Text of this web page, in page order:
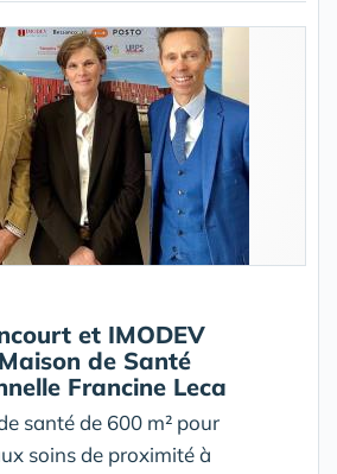
et IMODEV
de Santé
Francine Leca
santé de 600 m² pour
soins de proximité à